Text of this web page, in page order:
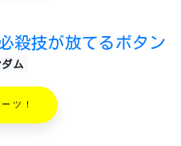
殺技が放てるボタン
ム
ツ！